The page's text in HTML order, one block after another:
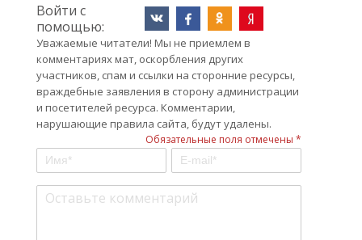
Войти с
помощью:
Уважаемые читатели! Мы не приемлем в
комментариях мат, оскорбления других
участников, спам и ссылки на сторонние ресурсы,
враждебные заявления в сторону администрации
и посетителей ресурса. Комментарии,
нарушающие правила сайта, будут удалены.
Обязательные поля отмечены *